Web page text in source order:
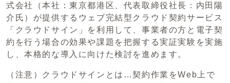
式会社（本社：東京都港区、代表取締役社長：内田陽
介氏）が提供するウェブ完結型クラウド契約サービス
「クラウドサイン」を利用して、事業者の方と電子契
約を行う場合の効果や課題を把握する実証実験を実施
し、本格的な導入に向けた検討を進めます。
（注意）クラウドサインとは…契約作業をWeb上で